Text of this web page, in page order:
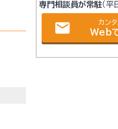
専門相談員が常駐（
email カン
Web